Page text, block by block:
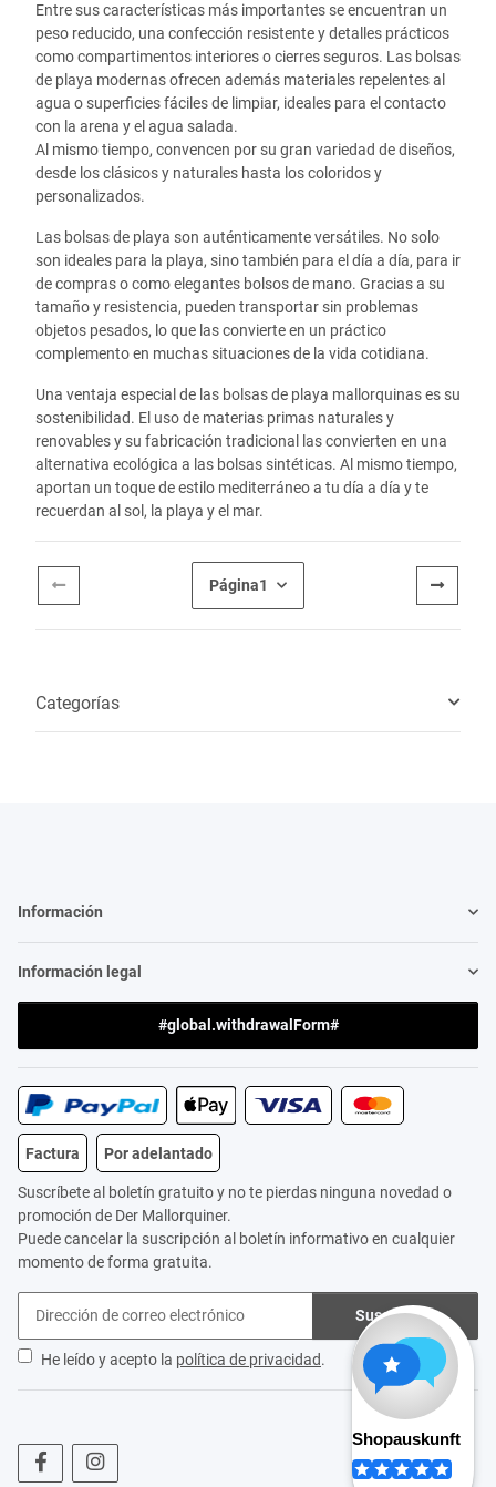
Entre sus características más importantes se encuentran un
peso reducido, una confección resistente y detalles prácticos
como compartimentos interiores o cierres seguros. Las bolsas
de playa modernas ofrecen además materiales repelentes al
agua o superficies fáciles de limpiar, ideales para el contacto
con la arena y el agua salada.
Al mismo tiempo, convencen por su gran variedad de diseños,
desde los clásicos y naturales hasta los coloridos y
personalizados.
Las bolsas de playa son auténticamente versátiles. No solo
son ideales para la playa, sino también para el día a día, para ir
de compras o como elegantes bolsos de mano. Gracias a su
tamaño y resistencia, pueden transportar sin problemas
objetos pesados, lo que las convierte en un práctico
complemento en muchas situaciones de la vida cotidiana.
Una ventaja especial de las bolsas de playa mallorquinas es su
sostenibilidad. El uso de materias primas naturales y
renovables y su fabricación tradicional las convierten en una
alternativa ecológica a las bolsas sintéticas. Al mismo tiempo,
aportan un toque de estilo mediterráneo a tu día a día y te
recuerdan al sol, la playa y el mar.
Página1
Categorías
Información
Información legal
#global.withdrawalForm#
Factura Por adelantado
Suscríbete al boletín gratuito y no te pierdas ninguna novedad o
promoción de Der Mallorquiner.
Puede cancelar la suscripción al boletín informativo en cualquier
momento de forma gratuita.
Suscribirse
He leído y acepto la política de privacidad.